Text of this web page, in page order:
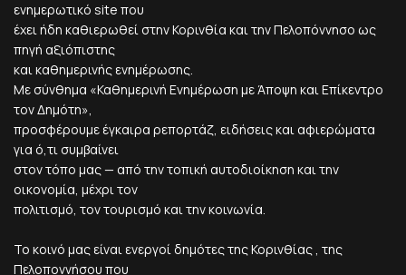
ενημερωτικό site που
έχει ήδη καθιερωθεί στην Κορινθία και την Πελοπόννησο ως
πηγή αξιόπιστης
και καθημερινής ενημέρωσης.
Με σύνθημα «Καθημερινή Ενημέρωση με Άποψη και Επίκεντρο
τον Δημότη»,
προσφέρουμε έγκαιρα ρεπορτάζ, ειδήσεις και αφιερώματα
για ό,τι συμβαίνει
στον τόπο μας — από την τοπική αυτοδιοίκηση και την
οικονομία, μέχρι τον
πολιτισμό, τον τουρισμό και την κοινωνία.
Το κοινό μας είναι ενεργοί δημότες της Κορινθίας , της
Πελοποννήσου που